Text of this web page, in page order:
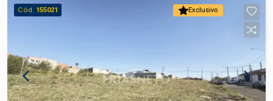
Diferenciais: Melhor quadra do bairro Vantagens
estratégicas Localização: terreno em bairro
de comércio e residências novas, boa
perspectiva de ganho patrimonial Conveniência:
proximidade de escolas, supermercados,
Exclusivo
Cód. 155021